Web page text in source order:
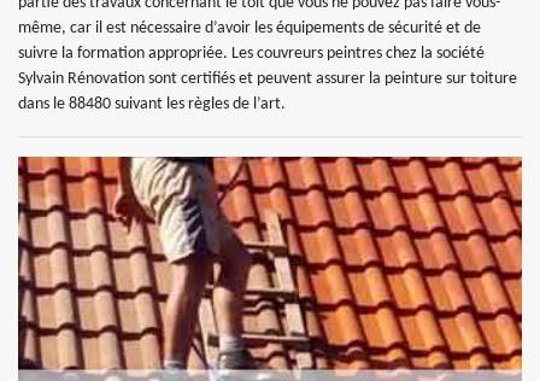
même, car il est nécessaire d’avoir les équipements de sécurité et de
suivre la formation appropriée. Les couvreurs peintres chez la société
Sylvain Rénovation sont certifiés et peuvent assurer la peinture sur toiture
dans le 88480 suivant les règles de l’art.